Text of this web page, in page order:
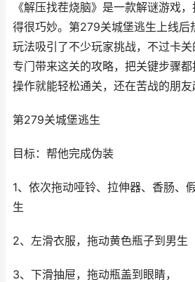
《解压找茬烧脑》是一款解谜游戏
得很巧妙。第279关城堡逃生上线后
玩法吸引了不少玩家挑战，不过卡
专门带来这关的攻略，把关键步骤
操作就能轻松通关，还在苦战的朋友
第279关城堡逃生
目标：帮他完成伪装
1、依次拖动哑铃、拉伸器、香肠、
生
2、左滑衣服，拖动黄色瓶子到男生
3、下滑抽屉，拖动瓶盖到眼睛，